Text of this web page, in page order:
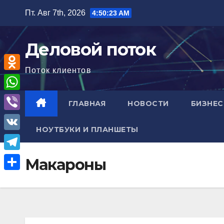
содержимому
Пт. Авг 7th, 2026 4:50:24 AM
Деловой поток
Поток клиентов
ГЛАВНАЯ НОВОСТИ
НОУТБУКИ И ПЛАНШЕТЫ
Макароны
O
d
n
o
k
l
s
W
h
a
s
V
i
b
e
V
K
T
l